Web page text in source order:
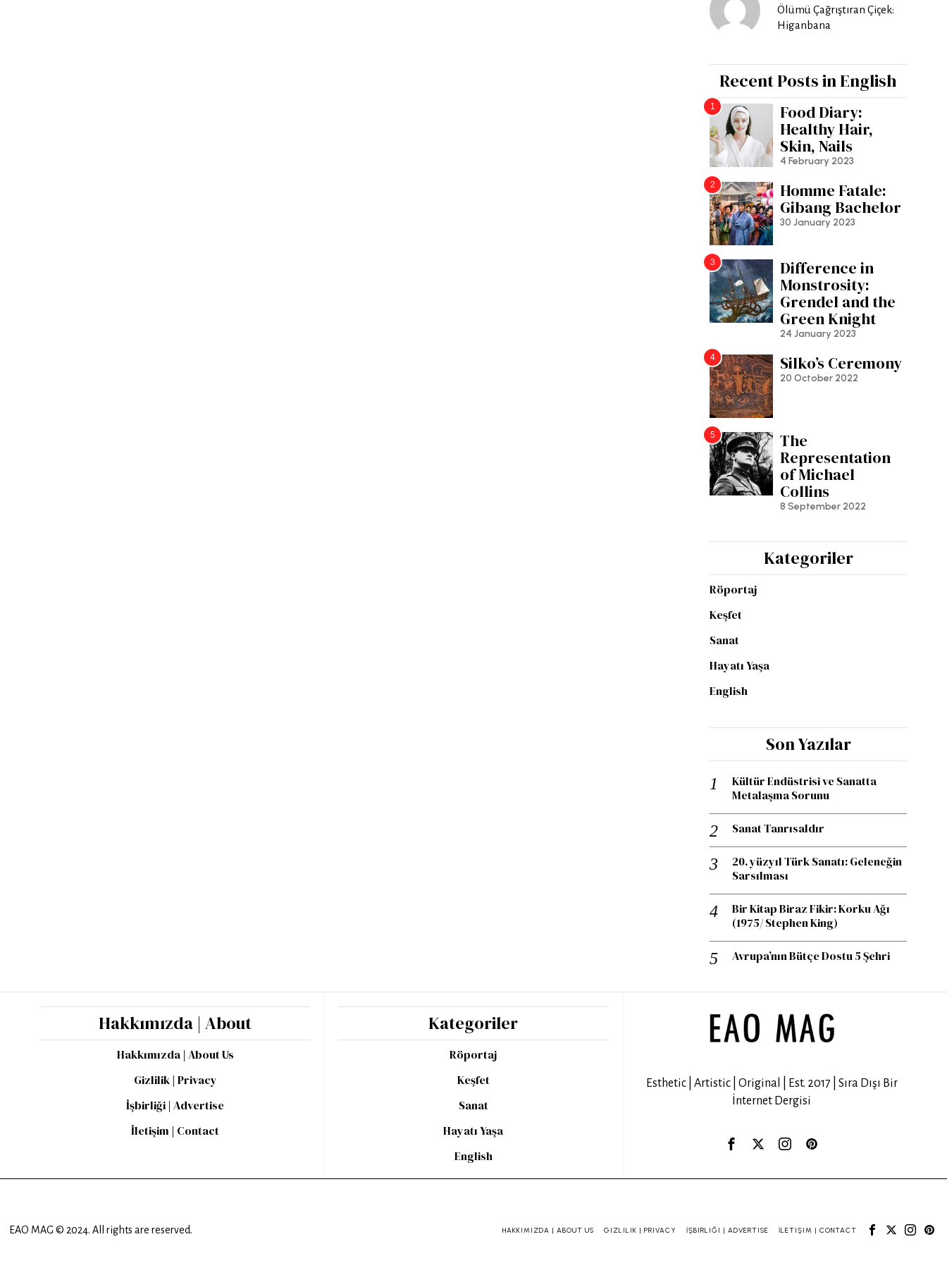
Ölümü Çağrıştıran Çiçek:
Higanbana
Recent Posts in English
1
Food Diary:
Healthy Hair,
Skin, Nails
4 February 2023
2
Homme Fatale:
Gibang Bachelor
30 January 2023
3
Difference in
Monstrosity:
Grendel and the
Green Knight
24 January 2023
4 Silko’s Ceremony
20 October 2022
5
The
Representation
of Michael
Collins
8 September 2022
Kategoriler
Röportaj
Keşfet
Sanat
Hayatı Yaşa
English
Son Yazılar
Kültür Endüstrisi ve Sanatta
Metalaşma Sorunu
Sanat Tanrısaldır
20. yüzyıl Türk Sanatı: Geleneğin
Sarsılması
Bir Kitap Biraz Fikir: Korku Ağı
(1975/ Stephen King)
Avrupa’nın Bütçe Dostu 5 Şehri
Hakkımızda | About
Hakkımızda | About Us
Gizlilik | Privacy
İşbirliği | Advertise
İletişim | Contact
Kategoriler
Röportaj
Keşfet
Sanat
Hayatı Yaşa
English
Esthetic | Artistic | Original | Est. 2017 | Sıra Dışı Bir
İnternet Dergisi
EAO MAG © 2024. All rights are reserved. HAKKIMIZDA | ABOUT US GIZLILIK | PRIVACY İŞBIRLIĞI | ADVERTISE İLETIŞIM | CONTACT